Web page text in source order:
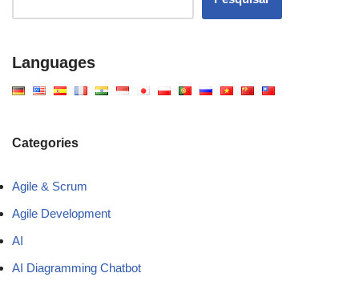
Languages
Categories
Agile & Scrum
Agile Development
AI
AI Diagramming Chatbot